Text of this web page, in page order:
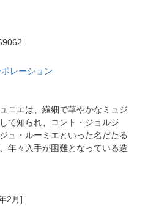
レーション
ニエは、繊細で華やかなミュジ
て知られ、コント・ジョルジ
ュ・ルーミエといった名だたる
年々入手が困難となっている造
2月]